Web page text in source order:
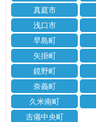
真庭市
浅口市
早島町
矢掛町
鏡野町
奈義町
久米南町
吉備中央町